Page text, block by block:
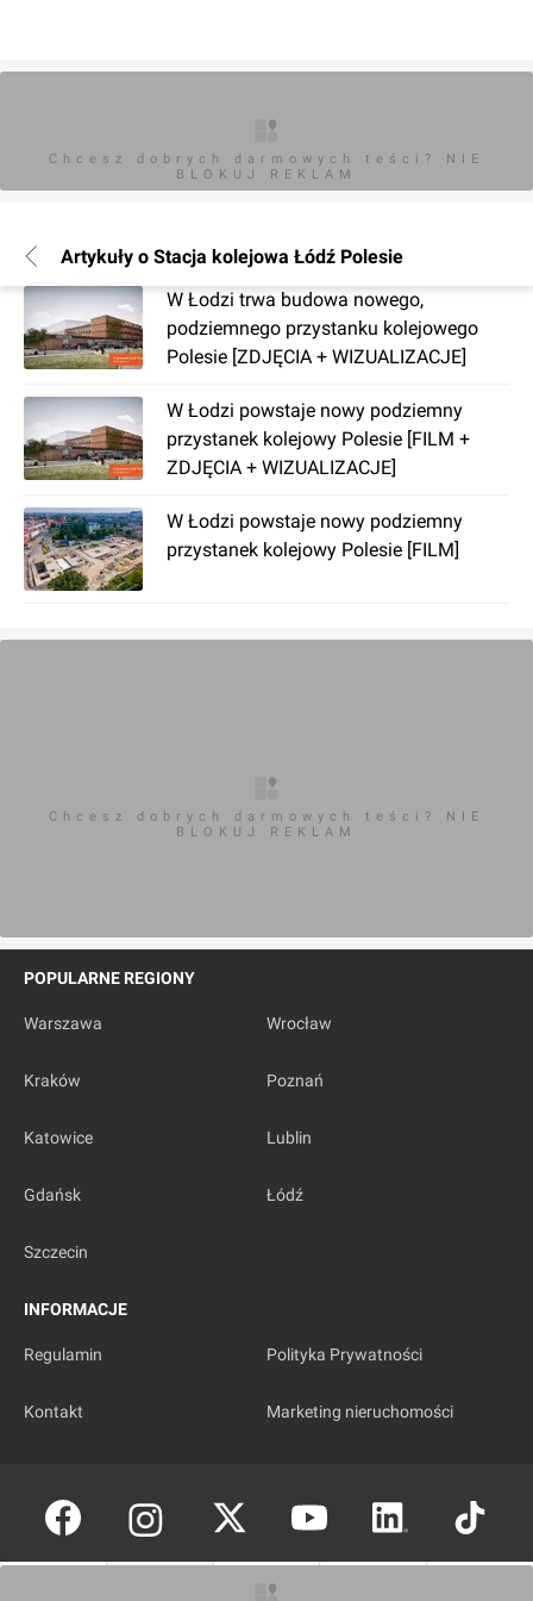
Chcesz dobrych darmowych teści? NIE
BLOKUJ REKLAM
Artykuły o Stacja kolejowa Łódź Polesie
W Łodzi trwa budowa nowego,
podziemnego przystanku kolejowego
Polesie [ZDJĘCIA + WIZUALIZACJE]
W Łodzi powstaje nowy podziemny
przystanek kolejowy Polesie [FILM +
ZDJĘCIA + WIZUALIZACJE]
W Łodzi powstaje nowy podziemny
przystanek kolejowy Polesie [FILM]
Chcesz dobrych darmowych teści? NIE
BLOKUJ REKLAM
POPULARNE REGIONY
Warszawa Wrocław
Kraków Poznań
Katowice Lublin
Gdańsk Łódź
Szczecin
INFORMACJE
Regulamin Polityka Prywatności
Kontakt Marketing nieruchomości